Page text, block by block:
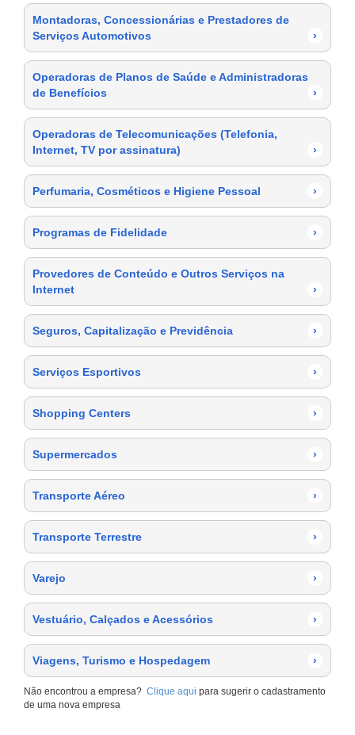
Montadoras, Concessionárias e Prestadores de
Serviços Automotivos
›
Operadoras de Planos de Saúde e Administradoras
de Benefícios
›
Operadoras de Telecomunicações (Telefonia,
Internet, TV por assinatura)
›
Perfumaria, Cosméticos e Higiene Pessoal ›
Programas de Fidelidade ›
Provedores de Conteúdo e Outros Serviços na
Internet
›
Seguros, Capitalização e Previdência ›
Serviços Esportivos ›
Shopping Centers ›
Supermercados ›
Transporte Aéreo ›
Transporte Terrestre ›
Varejo ›
Vestuário, Calçados e Acessórios ›
Viagens, Turismo e Hospedagem ›
Não encontrou a empresa? Clique aqui para sugerir o cadastramento
de uma nova empresa